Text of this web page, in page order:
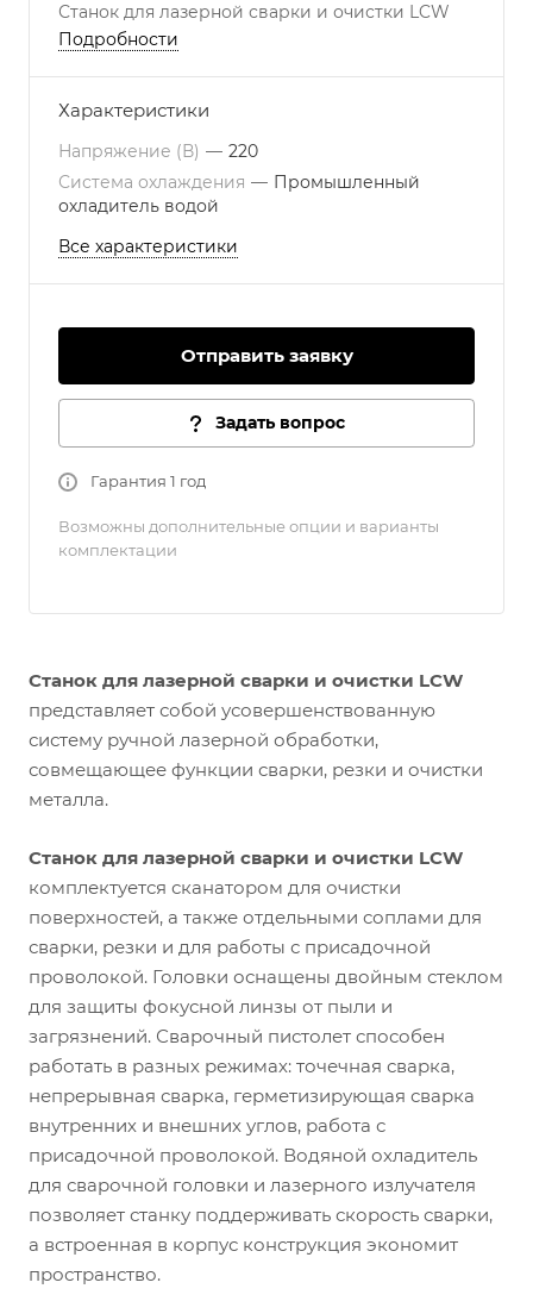
Станок для лазерной сварки и очистки LCW
Подробности
Характеристики
Напряжение (В) — 220
Система охлаждения — Промышленный
охладитель водой
Все характеристики
Отправить заявку
Задать вопрос
Гарантия 1 год
Возможны дополнительные опции и варианты
комплектации
Станок для лазерной сварки и очистки LCW
представляет собой усовершенствованную
систему ручной лазерной обработки,
совмещающее функции сварки, резки и очистки
металла.
Станок для лазерной сварки и очистки LCW
комплектуется сканатором для очистки
поверхностей, а также отдельными соплами для
сварки, резки и для работы с присадочной
проволокой. Головки оснащены двойным стеклом
для защиты фокусной линзы от пыли и
загрязнений. Сварочный пистолет способен
работать в разных режимах: точечная сварка,
непрерывная сварка, герметизирующая сварка
внутренних и внешних углов, работа с
присадочной проволокой. Водяной охладитель
для сварочной головки и лазерного излучателя
позволяет станку поддерживать скорость сварки,
а встроенная в корпус конструкция экономит
пространство.